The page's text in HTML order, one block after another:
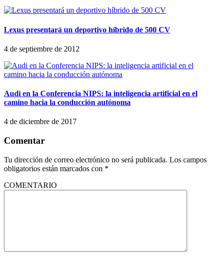
Lexus presentará un deportivo híbrido de 500 CV
4 de septiembre de 2012
Audi en la Conferencia NIPS: la inteligencia artificial en el
camino hacia la conducción autónoma
4 de diciembre de 2017
Comentar
Tu dirección de correo electrónico no será publicada. Los campos
obligatorios están marcados con *
COMENTARIO